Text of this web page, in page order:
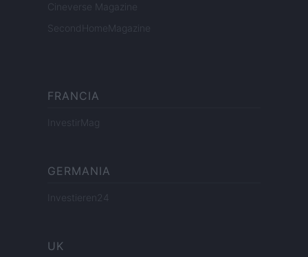
Cineverse Magazine
SecondHomeMagazine
FRANCIA
InvestirMag
GERMANIA
Investieren24
UK